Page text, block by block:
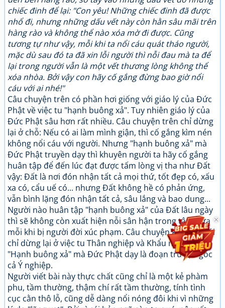
chiếc đinh để lại: "Con yêu! Những chiếc đinh đã được
nhổ đi, nhưng những dấu vết này còn hằn sâu mãi trên
hàng rào và không thể nào xóa mờ đi được. Cũng
tương tự như vậy, mỗi khi ta nổi cáu quát tháo người,
mặc dù sau đó ta đã xin lỗi người thì nỗi đau mà ta để
lại trong người vẫn là một vết thương lòng không thể
xóa nhòa. Bởi vậy con hãy cố gắng đừng bao giờ nổi
cáu với ai nhé!"
Câu chuyện trên có phần hơi giống với giáo lý của Đức
Phật về việc tu "hạnh buông xả". Tuy nhiên giáo lý của
Đức Phật sâu hơn rất nhiều. Câu chuyện trên chỉ dừng
lại ở chỗ: Nếu có ai làm mình giận, thì cố gắng kìm nén
không nổi cáu với người. Nhưng "hạnh buông xả" mà
Đức Phật truyền dạy thì khuyên người ta hãy cố gắng
huân tập để đến lúc đạt được tấm lòng vị tha như Đất
vậy: Đất là nơi đón nhận tất cả mọi thứ, tốt đẹp có, xấu
xa có, cẩu uế có... nhưng Đất không hề có phản ứng,
vẫn bình lặng đón nhận tất cả, sâu lắng và bao dung...
Người nào huân tập "hạnh buông xả" của Đất lâu ngày
thì sẽ không còn xuất hiện nỗi sân hận trong tâm nữa
mỗi khi bị người đời xúc phạm. Câu chuyện kể trên mới
chỉ dừng lại ở việc tu Thân nghiệp và Khẩu nghiệp.
"Hạnh buông xả" mà Đức Phật dạy là đoạn trừ tận gốc
cả Ý nghiệp.
Người viết bài này thực chất cũng chỉ là một kẻ phàm
phu, tầm thường, thậm chí rất tầm thường, tính tình
cục cằn thô lỗ, cũng dễ dàng nổi nóng đôi khi vì những